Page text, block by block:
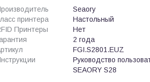
Seaory
принтера
Настольный
Принтеры
Нет
2 года
FGI.S2801.EUZ
Руководство
SEAORY S28